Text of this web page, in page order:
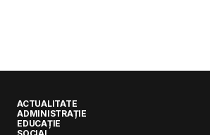
ACTUALITATE
ADMINISTRAȚIE
EDUCAȚIE